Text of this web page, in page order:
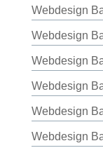
Webdesign
Webdesign
Webdesign
Webdesign
Webdesign
Webdesign